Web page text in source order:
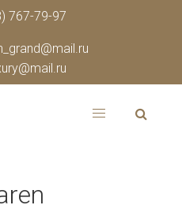
767-79-97